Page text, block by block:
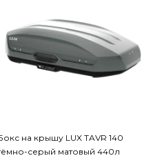
на крышу LUX TAVR 140
серый матовый 440л